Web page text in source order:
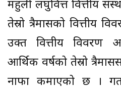
महुली लघुवित्त वित्तीय
तेस्रो त्रैमासको वित्तीय
उक्त वित्तीय विवरण
आर्थिक वर्षको तेस्रो
नाफा कमाएको छ । गत